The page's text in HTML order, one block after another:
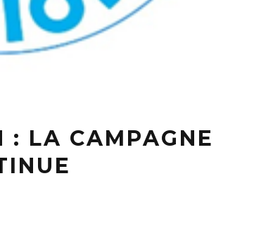
: LA CAMPAGNE